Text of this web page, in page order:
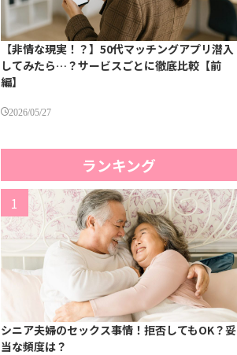
【非情な現実！？】50代マッチングアプリ潜入
してみたら…？サービスごとに徹底比較【前
編】
2026/05/27
ランキング
シニア夫婦のセックス事情！拒否してもOK？妥
当な頻度は？